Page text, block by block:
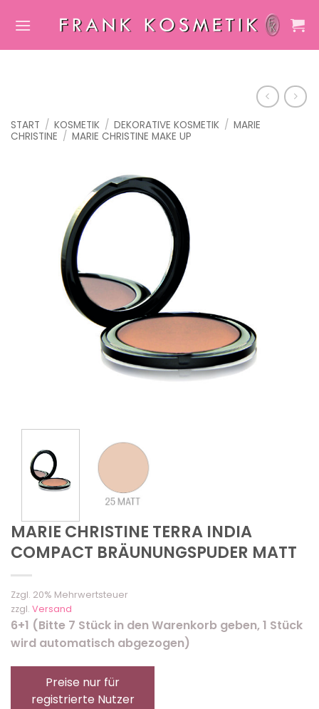
Inhalt
START / KOSMETIK / DEKORATIVE KOSMETIK / MARIE
CHRISTINE / MARIE CHRISTINE MAKE UP
MARIE CHRISTINE TERRA INDIA
COMPACT BRÄUNUNGSPUDER MATT
Zzgl. 20% Mehrwertsteuer
zzgl. Versand
6+1 (Bitte 7 Stück in den Warenkorb geben, 1 Stück
wird automatisch abgezogen)
Preise nur für
registrierte Nutzer